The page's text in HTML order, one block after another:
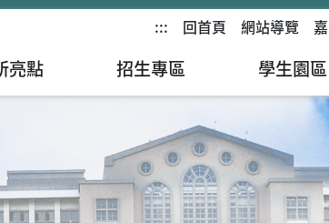
::: 回首頁 網站導覽
亮點 招生專區 學生園區